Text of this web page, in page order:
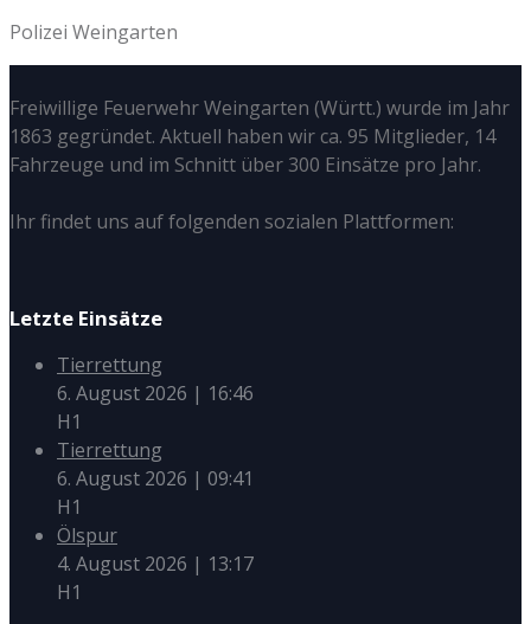
Polizei Weingarten
Freiwillige Feuerwehr Weingarten (Württ.) wurde im Jahr
1863 gegründet. Aktuell haben wir ca. 95 Mitglieder, 14
Fahrzeuge und im Schnitt über 300 Einsätze pro Jahr.
Ihr findet uns auf folgenden sozialen Plattformen:
Letzte Einsätze
Tierrettung
6. August 2026 | 16:46
H1
Tierrettung
6. August 2026 | 09:41
H1
Ölspur
4. August 2026 | 13:17
H1